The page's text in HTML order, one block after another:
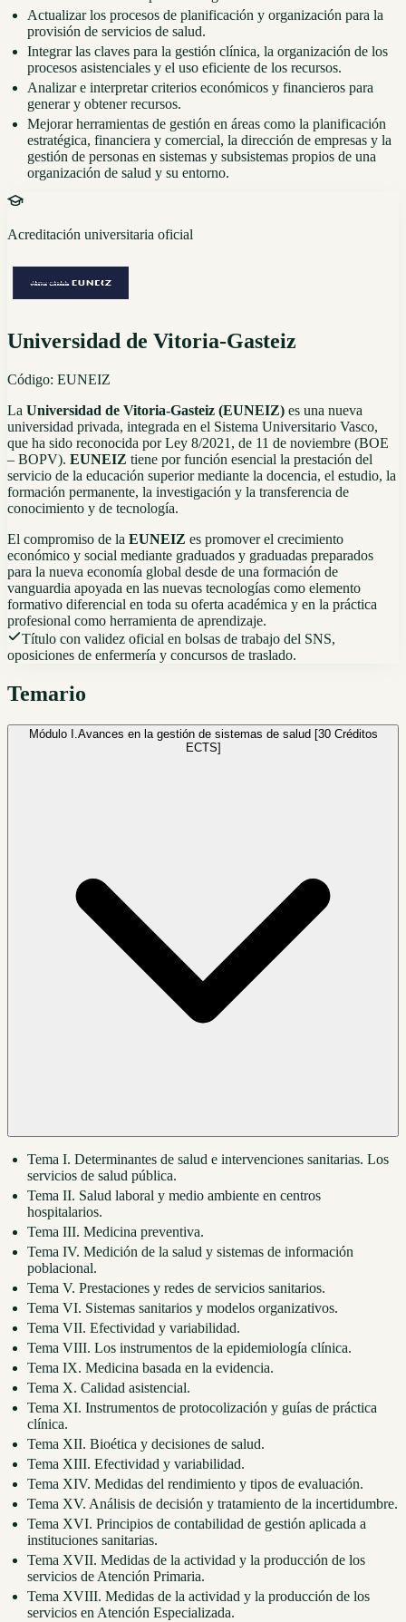
Actualizar los procesos de planificación y organización para la
provisión de servicios de salud.
Integrar las claves para la gestión clínica, la organización de los
procesos asistenciales y el uso eficiente de los recursos.
Analizar e interpretar criterios económicos y financieros para
generar y obtener recursos.
Mejorar herramientas de gestión en áreas como la planificación
estratégica, financiera y comercial, la dirección de empresas y la
gestión de personas en sistemas y subsistemas propios de una
organización de salud y su entorno.
Acreditación universitaria oficial
Universidad de Vitoria-Gasteiz
Código: EUNEIZ
La Universidad de Vitoria-Gasteiz (EUNEIZ) es una nueva
universidad privada, integrada en el Sistema Universitario Vasco,
que ha sido reconocida por Ley 8/2021, de 11 de noviembre (BOE
– BOPV). EUNEIZ tiene por función esencial la prestación del
servicio de la educación superior mediante la docencia, el estudio, la
formación permanente, la investigación y la transferencia de
conocimiento y de tecnología.
El compromiso de la EUNEIZ es promover el crecimiento
económico y social mediante graduados y graduadas preparados
para la nueva economía global desde de una formación de
vanguardia apoyada en las nuevas tecnologías como elemento
formativo diferencial en toda su oferta académica y en la práctica
profesional como herramienta de aprendizaje.
Título con validez oficial en bolsas de trabajo del SNS,
oposiciones de enfermería y concursos de traslado.
Temario
Módulo I.Avances en la gestión de sistemas de salud [30 Créditos
Tema I. Determinantes de salud e intervenciones sanitarias. Los
servicios de salud pública.
Tema II. Salud laboral y medio ambiente en centros
hospitalarios.
Tema III. Medicina preventiva.
Tema IV. Medición de la salud y sistemas de información
poblacional.
Tema V. Prestaciones y redes de servicios sanitarios.
Tema VI. Sistemas sanitarios y modelos organizativos.
Tema VII. Efectividad y variabilidad.
Tema VIII. Los instrumentos de la epidemiología clínica.
Tema IX. Medicina basada en la evidencia.
Tema X. Calidad asistencial.
Tema XI. Instrumentos de protocolización y guías de práctica
clínica.
Tema XII. Bioética y decisiones de salud.
Tema XIII. Efectividad y variabilidad.
Tema XIV. Medidas del rendimiento y tipos de evaluación.
Tema XV. Análisis de decisión y tratamiento de la incertidumbre.
Tema XVI. Principios de contabilidad de gestión aplicada a
instituciones sanitarias.
Tema XVII. Medidas de la actividad y la producción de los
servicios de Atención Primaria.
Tema XVIII. Medidas de la actividad y la producción de los
servicios en Atención Especializada.